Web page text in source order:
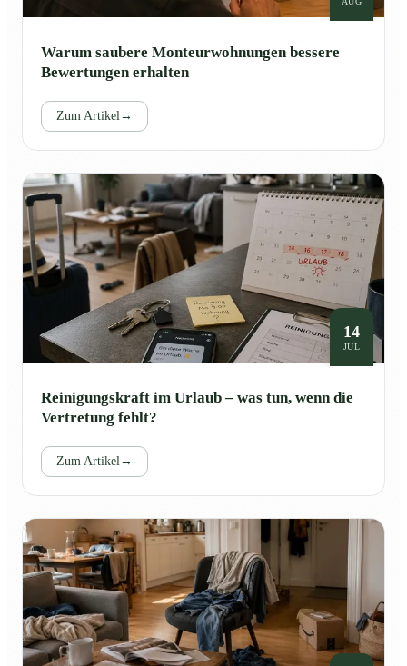
Warum saubere Monteurwohnungen bessere
Bewertungen erhalten
Zum Artikel→
14
JUL
Reinigungskraft im Urlaub – was tun, wenn die
Vertretung fehlt?
Zum Artikel→